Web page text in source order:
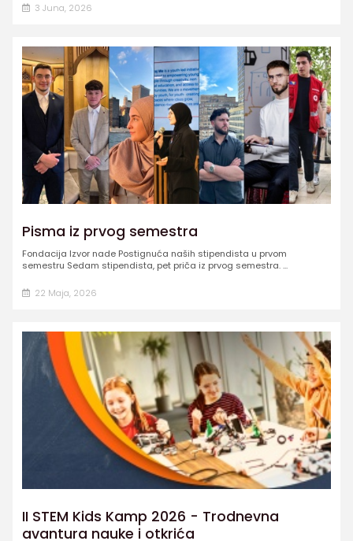
3 Juna, 2026
Pisma iz prvog semestra
Fondacija Izvor nade Postignuća naših stipendista u prvom
semestru Sedam stipendista, pet priča iz prvog semestra. ...
22 Maja, 2026
II STEM Kids Kamp 2026 - Trodnevna
avantura nauke i otkrića